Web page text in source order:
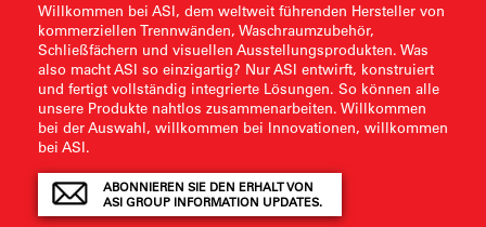
Willkommen bei ASI, dem weltweit führenden Hersteller von
kommerziellen Trennwänden, Waschraumzubehör,
Schließfächern und visuellen Ausstellungsprodukten. Was
also macht ASI so einzigartig? Nur ASI entwirft, konstruiert
und fertigt vollständig integrierte Lösungen. So können alle
unsere Produkte nahtlos zusammenarbeiten. Willkommen
bei der Auswahl, willkommen bei Innovationen, willkommen
bei ASI.
ABONNIEREN SIE DEN ERHALT VON
ASI GROUP INFORMATION UPDATES.